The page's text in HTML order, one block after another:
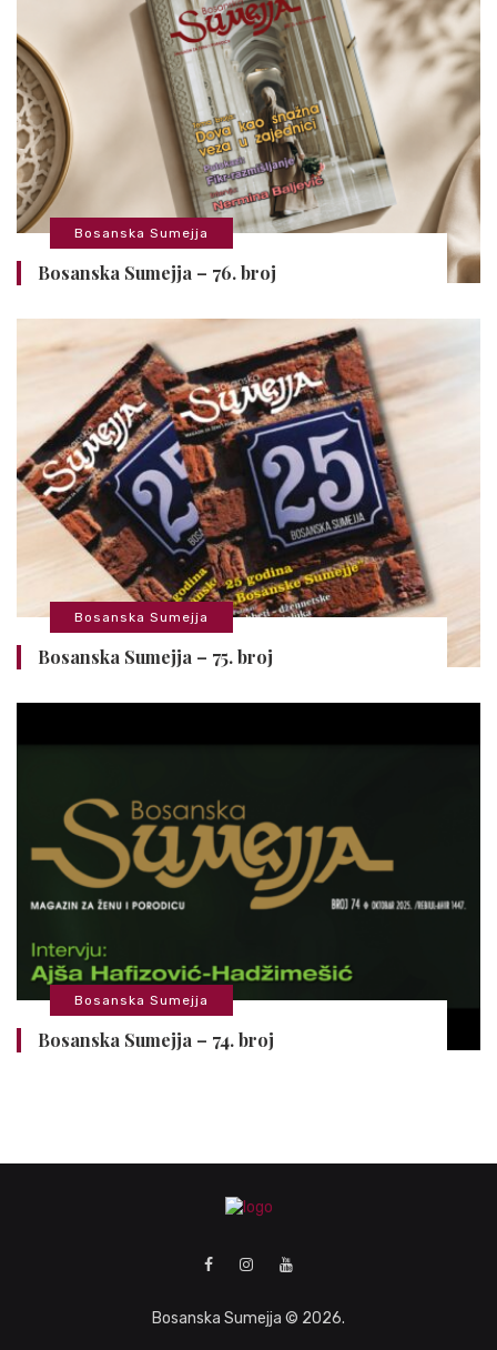
Bosanska Sumejja
Bosanska Sumejja – 76. broj
Bosanska Sumejja
Bosanska Sumejja – 75. broj
Bosanska Sumejja
Bosanska Sumejja – 74. broj
Bosanska Sumejja © 2026.